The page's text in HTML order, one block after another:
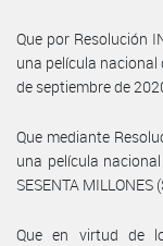
Que por Resolución
una película nacional
de septiembre de
Que mediante
una película
SESENTA MILLONES
Que en virtud de